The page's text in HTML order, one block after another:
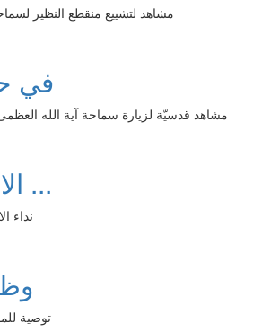
مشاهد لتشييع منقطع النظير
في
مشاهد قدسيّة لزيارة سماحة آية الله
الا يا أهل العالم ...
نداء
توصية